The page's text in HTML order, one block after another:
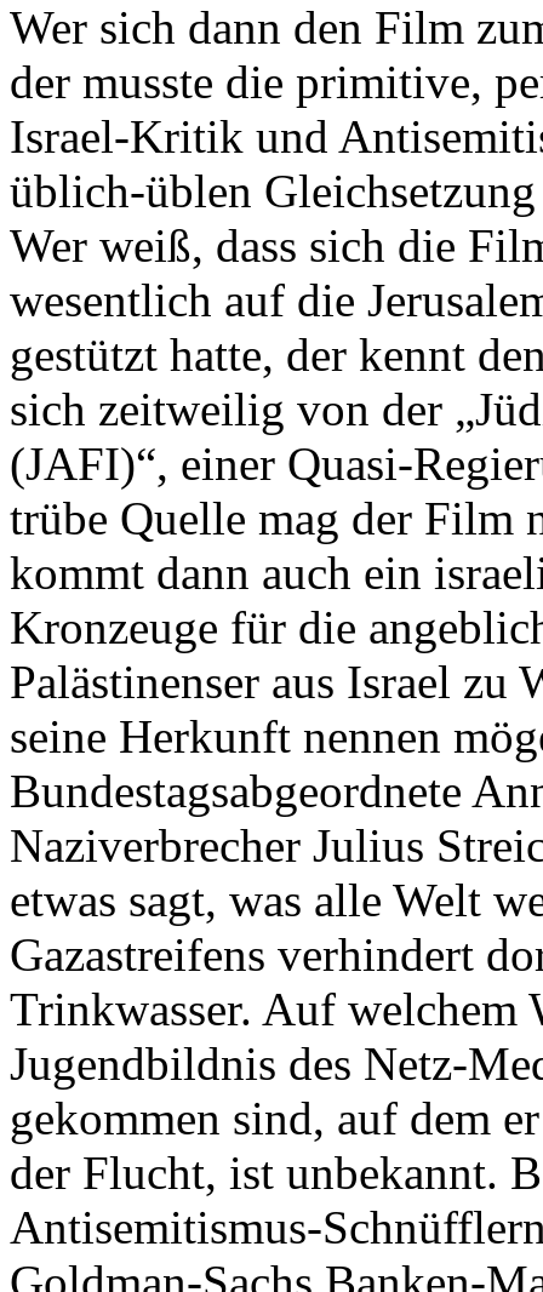
Wer sich dann den Film
der musste die primitive,
Israel-Kritik und
üblich-üblen
Wer weiß, dass sich die
wesentlich auf die
gestützt hatte, der kennt
sich zeitweilig von der
(JAFI)“, einer Quasi-
trübe Quelle mag der Film
kommt dann auch ein
Kronzeuge für die
Palästinenser aus Israel zu
seine Herkunft nennen
Bundestagsabgeordnete
Naziverbrecher Julius
etwas sagt, was alle Welt
Gazastreifens verhindert
Trinkwasser. Auf welchem
Jugendbildnis des Netz-
gekommen sind, auf dem
der Flucht, ist unbekannt.
Antisemitismus-